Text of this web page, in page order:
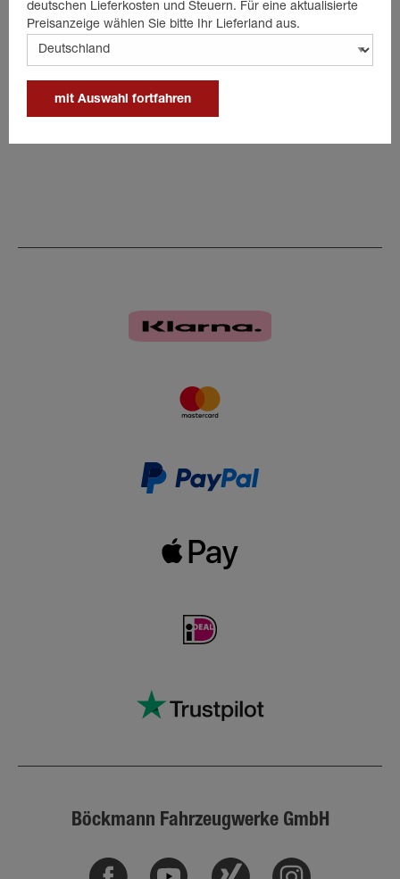
Details
13-polig
deutschen Lieferkosten und Steuern. Für eine aktualisierte
Preisanzeige wählen Sie bitte Ihr Lieferland aus.
mit Auswahl fortfahren
Böckmann Fahrzeugwerke GmbH
Facebook Youtube Xing Instagram